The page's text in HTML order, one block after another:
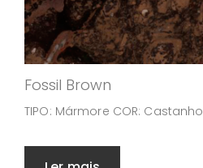
Fossil Brown
TIPO: Mármore COR: Castanho